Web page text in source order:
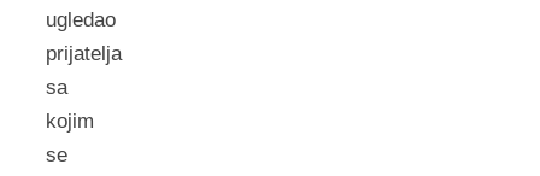
ugledao
prijatelja
sa
kojim
se